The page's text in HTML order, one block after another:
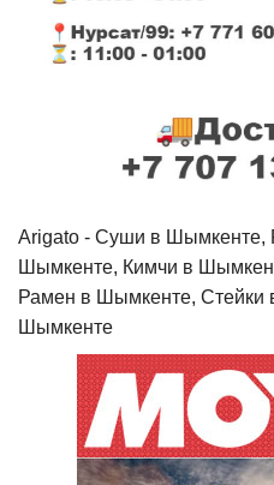
Arigato - Cуши в Шымкенте,
Шымкенте, Кимчи в
Рамен в Шымкенте, Стейки
Шымкенте